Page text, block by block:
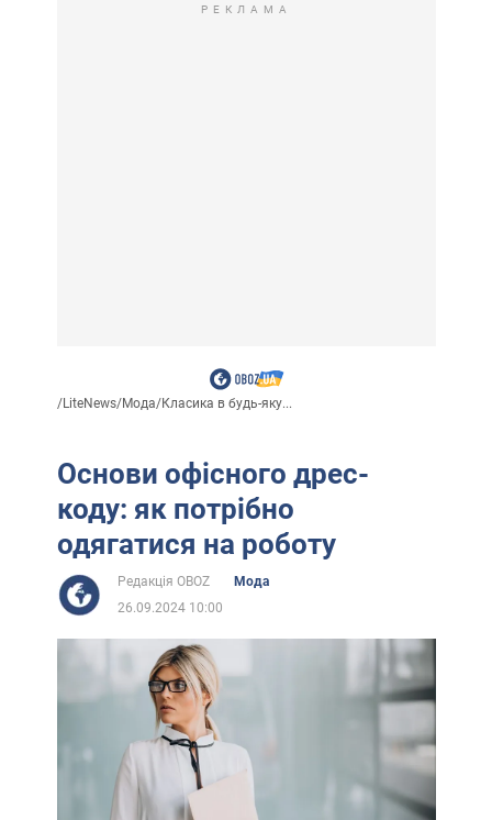
РЕКЛАМА
/LiteNews/Мода/Класика в будь-яку...
Основи офісного дрес-
коду: як потрібно
одягатися на роботу
Редакція OBOZ
Мода
26.09.2024 10:00